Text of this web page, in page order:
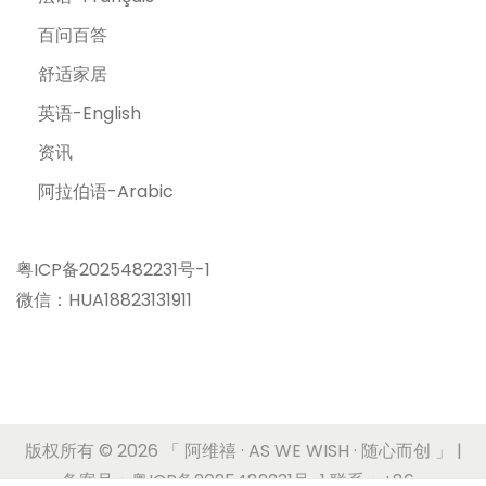
百问百答
舒适家居
英语-English
资讯
阿拉伯语-Arabic
粤ICP备2025482231号-1
微信：HUA18823131911
版权所有 © 2026 「 阿维禧 · AS WE WISH · 随心而创 」
|